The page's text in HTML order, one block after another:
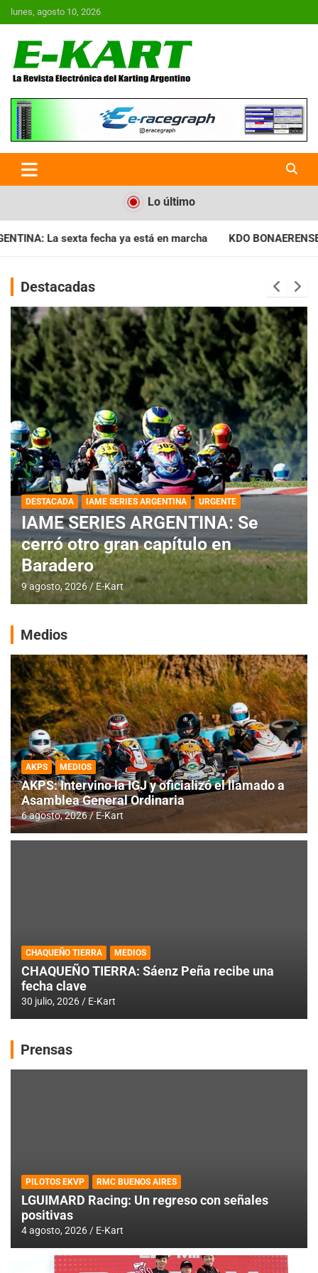
Saltar
al
lunes, agosto 10, 2026
E-Kart.com.ar | La Revista
Electrónica del Karting en
Argentina
Lo último
ya está en marcha KDO BONAERENSE: Con la vara bien
Destacadas
DESTACADA IAME SERIES ARGENTINA URGENTE
IAME SERIES ARGENTINA: Se
cerró otro gran capítulo en
Baradero
9 agosto, 2026 E-Kart
Medios
AKPS MEDIOS
AKPS: Intervino la IGJ y oficializó el llamado a
Asamblea General Ordinaria
6 agosto, 2026 E-Kart
CHAQUEÑO TIERRA MEDIOS
CHAQUEÑO TIERRA: Sáenz Peña recibe una
fecha clave
30 julio, 2026 E-Kart
Prensas
PILOTOS EKVP RMC BUENOS AIRES
LGUIMARD Racing: Un regreso con señales
positivas
4 agosto, 2026 E-Kart